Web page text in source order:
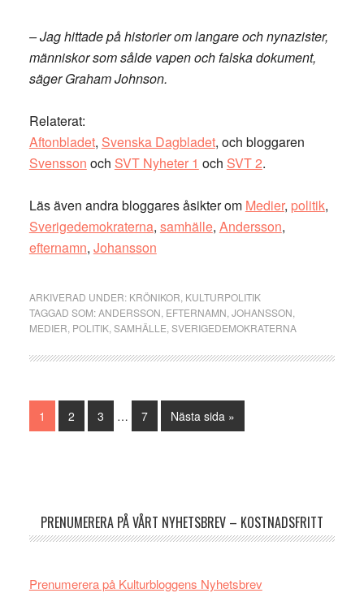
– Jag hittade på historier om langare och nynazister,
människor som sålde vapen och falska dokument,
säger Graham Johnson.
Relaterat:
Aftonbladet, Svenska Dagbladet, och bloggaren
Svensson och SVT Nyheter 1 och SVT 2.
Läs även andra bloggares åsikter om Medier, politik,
Sverigedemokraterna, samhälle, Andersson,
efternamn, Johansson
ARKIVERAD UNDER: KRÖNIKOR KULTURPOLITIK
TAGGAD SOM:ANDERSSON EFTERNAMN JOHANSSON
MEDIER POLITIK, SAMHÄLLE SVERIGEDEMOKRATERNA
Sida
1 Sida
2 Sida
3
Interimistiska
… Sida
7
Go
to
Nästa sida »
PRENUMERERA PÅ VÅRT NYHETSBREV – KOSTNADSFRITT
Prenumerera på Kulturbloggens Nyhetsbrev